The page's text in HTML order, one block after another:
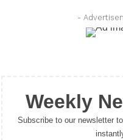
-
Weekly
Subscribe to our newsletter